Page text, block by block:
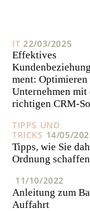
IT 22/03/2025
Effektives
ment: Optimieren
Unternehmen mit
richtigen CRM-
TIPPS UND
TRICKS 14/05/
Tipps, wie Sie
Ordnung
11/10/2022
Anleitung zum
Auffahrt